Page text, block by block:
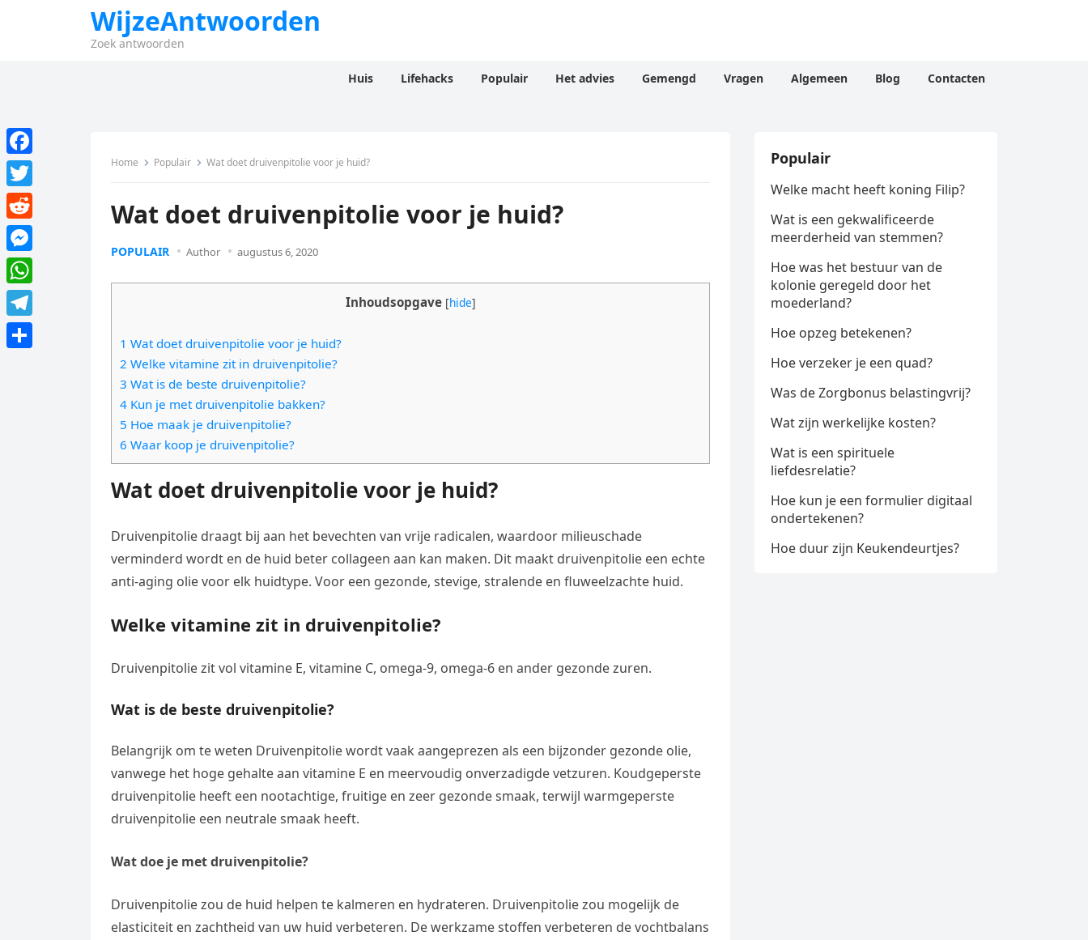
WijzeAntwoorden
Zoek antwoorden
Huis Lifehacks Populair Het advies Gemengd Vragen Algemeen Blog Contacten
Home Populair Wat doet druivenpitolie voor je huid?
Wat doet druivenpitolie voor je huid?
POPULAIR Author augustus 6, 2020
Inhoudsopgave [hide]
1 Wat doet druivenpitolie voor je huid?
2 Welke vitamine zit in druivenpitolie?
3 Wat is de beste druivenpitolie?
4 Kun je met druivenpitolie bakken?
5 Hoe maak je druivenpitolie?
6 Waar koop je druivenpitolie?
Wat doet druivenpitolie voor je huid?
Druivenpitolie draagt bij aan het bevechten van vrije radicalen, waardoor milieuschade
verminderd wordt en de huid beter collageen aan kan maken. Dit maakt druivenpitolie een echte
anti-aging olie voor elk huidtype. Voor een gezonde, stevige, stralende en fluweelzachte huid.
Welke vitamine zit in druivenpitolie?
Druivenpitolie zit vol vitamine E, vitamine C, omega-9, omega-6 en ander gezonde zuren.
Wat is de beste druivenpitolie?
Belangrijk om te weten Druivenpitolie wordt vaak aangeprezen als een bijzonder gezonde olie,
vanwege het hoge gehalte aan vitamine E en meervoudig onverzadigde vetzuren. Koudgeperste
druivenpitolie heeft een nootachtige, fruitige en zeer gezonde smaak, terwijl warmgeperste
druivenpitolie een neutrale smaak heeft.
Wat doe je met druivenpitolie?
Druivenpitolie zou de huid helpen te kalmeren en hydrateren. Druivenpitolie zou mogelijk de
elasticiteit en zachtheid van uw huid verbeteren. De werkzame stoffen verbeteren de vochtbalans
Populair
Welke macht heeft koning Filip?
Wat is een gekwalificeerde
meerderheid van stemmen?
Hoe was het bestuur van de
kolonie geregeld door het
moederland?
Hoe opzeg betekenen?
Hoe verzeker je een quad?
Was de Zorgbonus belastingvrij?
Wat zijn werkelijke kosten?
Wat is een spirituele
liefdesrelatie?
Hoe kun je een formulier digitaal
ondertekenen?
Hoe duur zijn Keukendeurtjes?
F
a
c
e
b
o
o
k
T
w
i
t
t
e
R
e
d
d
M
e
s
s
W
h
a
T